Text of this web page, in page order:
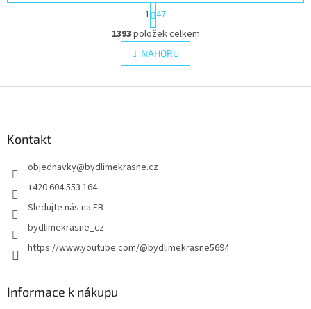
O
v
l
á
k
s
S
t
r
á
n
k
v
1 47
1393 položek celkem
NAHORU
Kontakt
objednavky@bydlimekrasne.cz
+420 604 553 164
Sledujte nás na FB
bydlimekrasne_cz
https://www.youtube.com/@bydlimekrasne5694
Informace k nákupu